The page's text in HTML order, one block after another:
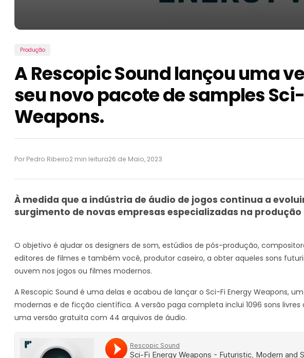
Produção
A Rescopic Sound lançou uma
seu novo pacote de samples
Weapons.
Por Pedro Ribeiro2 min leitura26 de Maio, 2023
À medida que a indústria de áudio de jogos continua a
surgimento de novas empresas especializadas na
O objetivo é ajudar os designers de som, estúdios de pós-produção,
editores de filmes e também você, produtor caseiro, a obter aqueles sons
ouvem nos jogos ou filmes modernos.
A Rescopic Sound é uma delas e acabou de lançar o Sci-Fi Energy Weapons,
modernas e de ficção científica. A versão paga completa inclui 1096 sons
uma versão gratuita com 44 arquivos de áudio.